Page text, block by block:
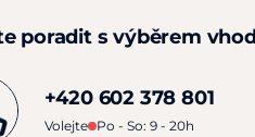
poradit s výběrem
+420 602 378 801
Volejte Po - So: 9 - 20h